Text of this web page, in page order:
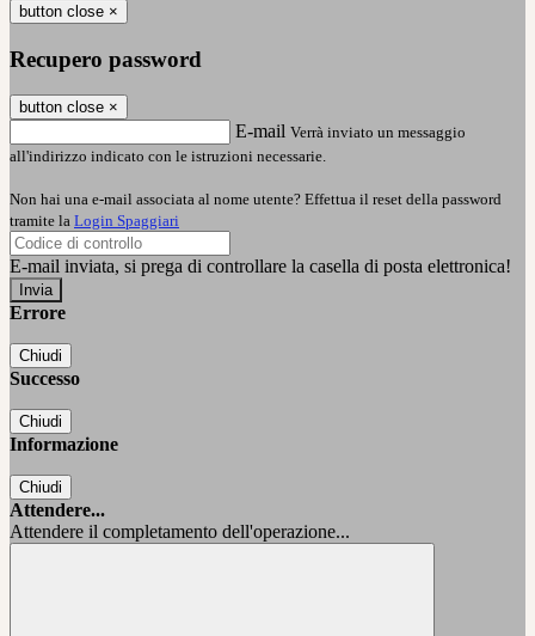
button close ×
Recupero password
button close ×
E-mail Verrà inviato un messaggio
all'indirizzo indicato con le istruzioni necessarie.
Non hai una e-mail associata al nome utente? Effettua il reset della password
tramite la Login Spaggiari
E-mail inviata, si prega di controllare la casella di posta elettronica!
Errore
Chiudi
Successo
Chiudi
Informazione
Chiudi
Attendere...
Attendere il completamento dell'operazione...